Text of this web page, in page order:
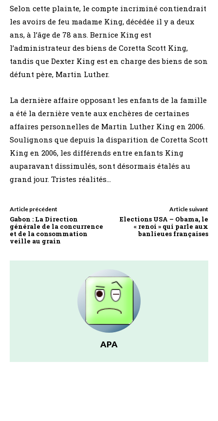
Selon cette plainte, le compte incriminé contiendrait
les avoirs de feu madame King, décédée il y a deux
ans, à l’âge de 78 ans. Bernice King est
l’administrateur des biens de Coretta Scott King,
tandis que Dexter King est en charge des biens de son
défunt père, Martin Luther.
La dernière affaire opposant les enfants de la famille
a été la dernière vente aux enchères de certaines
affaires personnelles de Martin Luther King en 2006.
Soulignons que depuis la disparition de Coretta Scott
King en 2006, les différends entre enfants King
auparavant dissimulés, sont désormais étalés au
grand jour. Tristes réalités…
Article précédent
Gabon : La Direction
générale de la concurrence
et de la consommation
veille au grain
Article suivant
Elections USA – Obama, le
« renoi » qui parle aux
banlieues françaises
APA